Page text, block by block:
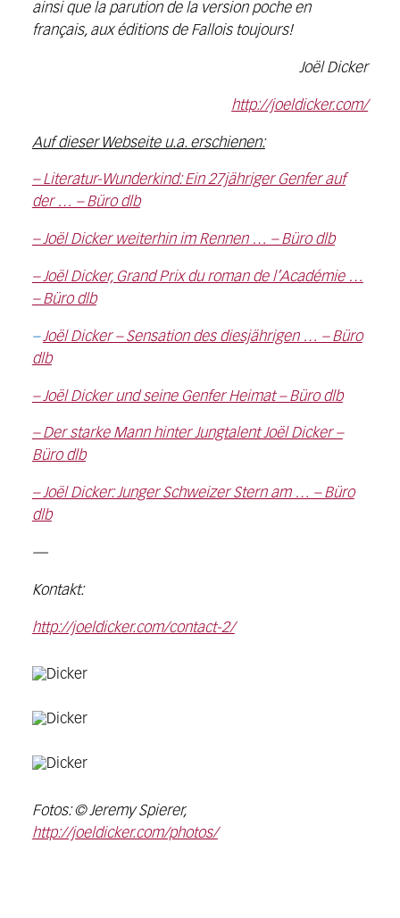
ainsi que la parution de la version poche en
français, aux éditions de Fallois toujours!
Joël Dicker
http://joeldicker.com/
Auf dieser Webseite u.a. erschienen:
– Literatur-Wunderkind: Ein 27jähriger Genfer auf
der … – Büro dlb
– Joël Dicker weiterhin im Rennen … – Büro dlb
– Joël Dicker, Grand Prix du roman de l’Académie …
– Büro dlb
–Joël Dicker – Sensation des diesjährigen … – Büro
dlb
– Joël Dicker und seine Genfer Heimat – Büro dlb
– Der starke Mann hinter Jungtalent Joël Dicker –
Büro dlb
– Joël Dicker: Junger Schweizer Stern am … – Büro
dlb
—
Kontakt:
http://joeldicker.com/contact-2/
Fotos: © Jeremy Spierer,
http://joeldicker.com/photos/